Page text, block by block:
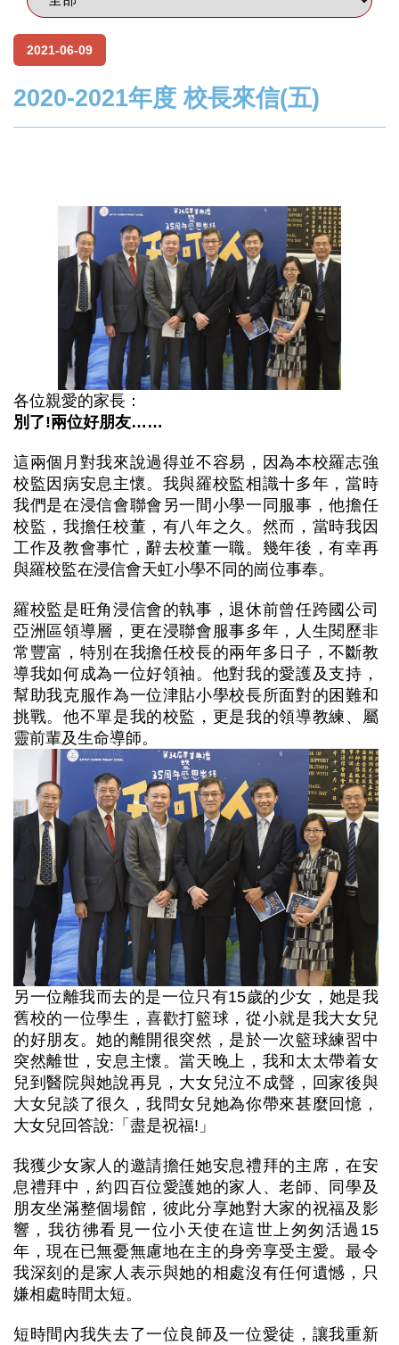
2021-06-09
2020-2021年度 校長來信(五)
各位親愛的家長：
別了!兩位好朋友……
這兩個月對我來說過得並不容易，因為本校羅志強
校監因病安息主懷。我與羅校監相識十多年，當時
我們是在浸信會聯會另一間小學一同服事，他擔任
校監，我擔任校董，有八年之久。然而，當時我因
工作及教會事忙，辭去校董一職。幾年後，有幸再
與羅校監在浸信會天虹小學不同的崗位事奉。
羅校監是旺角浸信會的執事，退休前曾任跨國公司
亞洲區領導層，更在浸聯會服事多年，人生閱歷非
常豐富，特別在我擔任校長的兩年多日子，不斷教
導我如何成為一位好領袖。他對我的愛護及支持，
幫助我克服作為一位津貼小學校長所面對的困難和
挑戰。他不單是我的校監，更是我的領導教練、屬
靈前輩及生命導師。
另一位離我而去的是一位只有15歲的少女，她是我
舊校的一位學生，喜歡打籃球，從小就是我大女兒
的好朋友。她的離開很突然，是於一次籃球練習中
突然離世，安息主懷。當天晚上，我和太太帶着女
兒到醫院與她說再見，大女兒泣不成聲，回家後與
大女兒談了很久，我問女兒她為你帶來甚麼回憶，
大女兒回答說:「盡是祝福!」
我獲少女家人的邀請擔任她安息禮拜的主席，在安
息禮拜中，約四百位愛護她的家人、老師、同學及
朋友坐滿整個場館，彼此分享她對大家的祝福及影
響，我彷彿看見一位小天使在這世上匆匆活過15
年，現在已無憂無慮地在主的身旁享受主愛。最令
我深刻的是家人表示與她的相處沒有任何遺憾，只
嫌相處時間太短。
短時間內我失去了一位良師及一位愛徒，讓我重新